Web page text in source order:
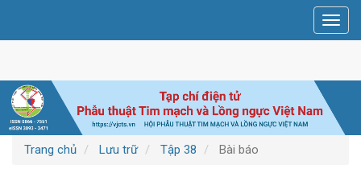
chính
chính
Thanh
bên
Trang chủ Lưu trữ Tập 38 Bài báo